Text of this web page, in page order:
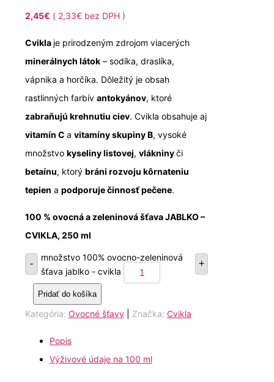
2,45€ ( 2,33€ bez DPH )
Cvikla je prirodzeným zdrojom viacerých
minerálnych látok – sodíka, draslíka,
vápnika a horčíka. Dôležitý je obsah
rastlinných farbív antokyánov, ktoré
zabraňujú krehnutiu ciev. Cvikla obsahuje aj
vitamín C a vitamíny skupiny B, vysoké
množstvo kyseliny listovej, vlákninyči
betaínu, ktorý bráni rozvoju kôrnateniu
tepien a podporuje činnosť pečene.
100 % ovocná a zeleninová šťava JABLKO –
CVIKLA, 250 ml
-
množstvo 100% ovocno-zeleninová
šťava jablko - cvikla
+
Pridať do košíka
Kategória: Ovocné šťavy Značka: Cvikla
Popis
Výživové údaje na 100 ml